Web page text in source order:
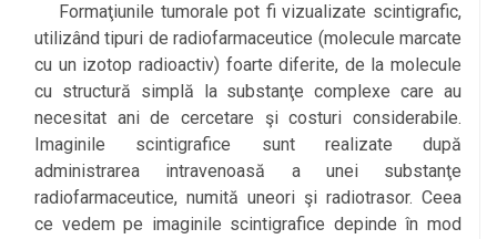
Formaţiunile tumorale pot fi vizualizate scintigrafic,
utilizând tipuri de radiofarmaceutice (molecule marcate
cu un izotop radioactiv) foarte diferite, de la molecule
cu structură simplă la substanţe complexe care au
necesitat ani de cercetare şi costuri considerabile.
Imaginile scintigrafice sunt realizate după
administrarea intravenoasă a unei substanţe
radiofarmaceutice, numită uneori şi radiotrasor. Ceea
ce vedem pe imaginile scintigrafice depinde în mod